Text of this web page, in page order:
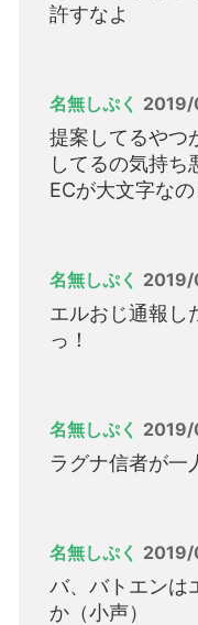
許すなよ
名無しぷく 2019/
提案してるやつ
してるの気持ち
ECが大文字なの
名無しぷく 2019/
エルおじ通報し
っ！
名無しぷく 2019/
ラグナ信者が一
名無しぷく 2019/
バ、バトエンは
か（小声）